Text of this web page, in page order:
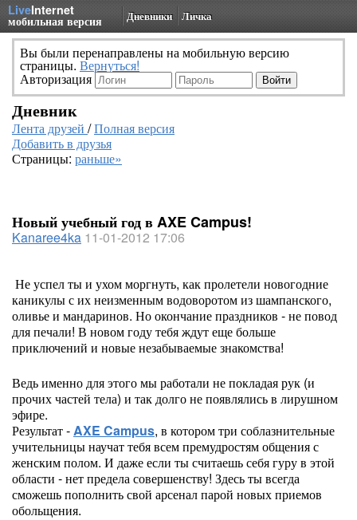
LiveInternet
мобильная версия Дневники Личка
Вы были перенаправлены на мобильную версию
страницы. Вернуться!
Авторизация
Дневник
Лента друзей /Полная версия
Добавить в друзья
Страницы: раньше»
Новый учебный год в AXE Campus!
Kanaree4ka 11-01-2012 17:06
Не успел ты и ухом моргнуть, как пролетели новогодние
каникулы с их неизменным водоворотом из шампанского,
оливье и мандаринов. Но окончание праздников - не повод
для печали! В новом году тебя ждут еще больше
приключений и новые незабываемые знакомства!
Ведь именно для этого мы работали не покладая рук (и
прочих частей тела) и так долго не появлялись в лирушном
эфире.
Результат -AXE Campus, в котором три соблазнительные
учительницы научат тебя всем премудростям общения с
женским полом. И даже если ты считаешь себя гуру в этой
области - нет предела совершенству! Здесь ты всегда
сможешь пополнить свой арсенал парой новых приемов
обольщения.